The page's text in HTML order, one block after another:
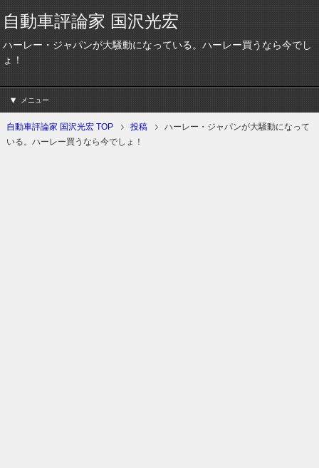
自動車評論家 国沢光宏
ハーレー・ジャパンが大騒動になっている。ハーレー買うなら今でし
ょ！
メニュー
自動車評論家 国沢光宏 TOP 投稿
ハーレー・ジャパンが大騒動になって
いる。ハーレー買うなら今でしょ！